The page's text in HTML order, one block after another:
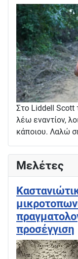
Στο Liddell Scott
λέω εναντίον,
κάποιου. Λαλώ
Μελέτες
προσέγγιση